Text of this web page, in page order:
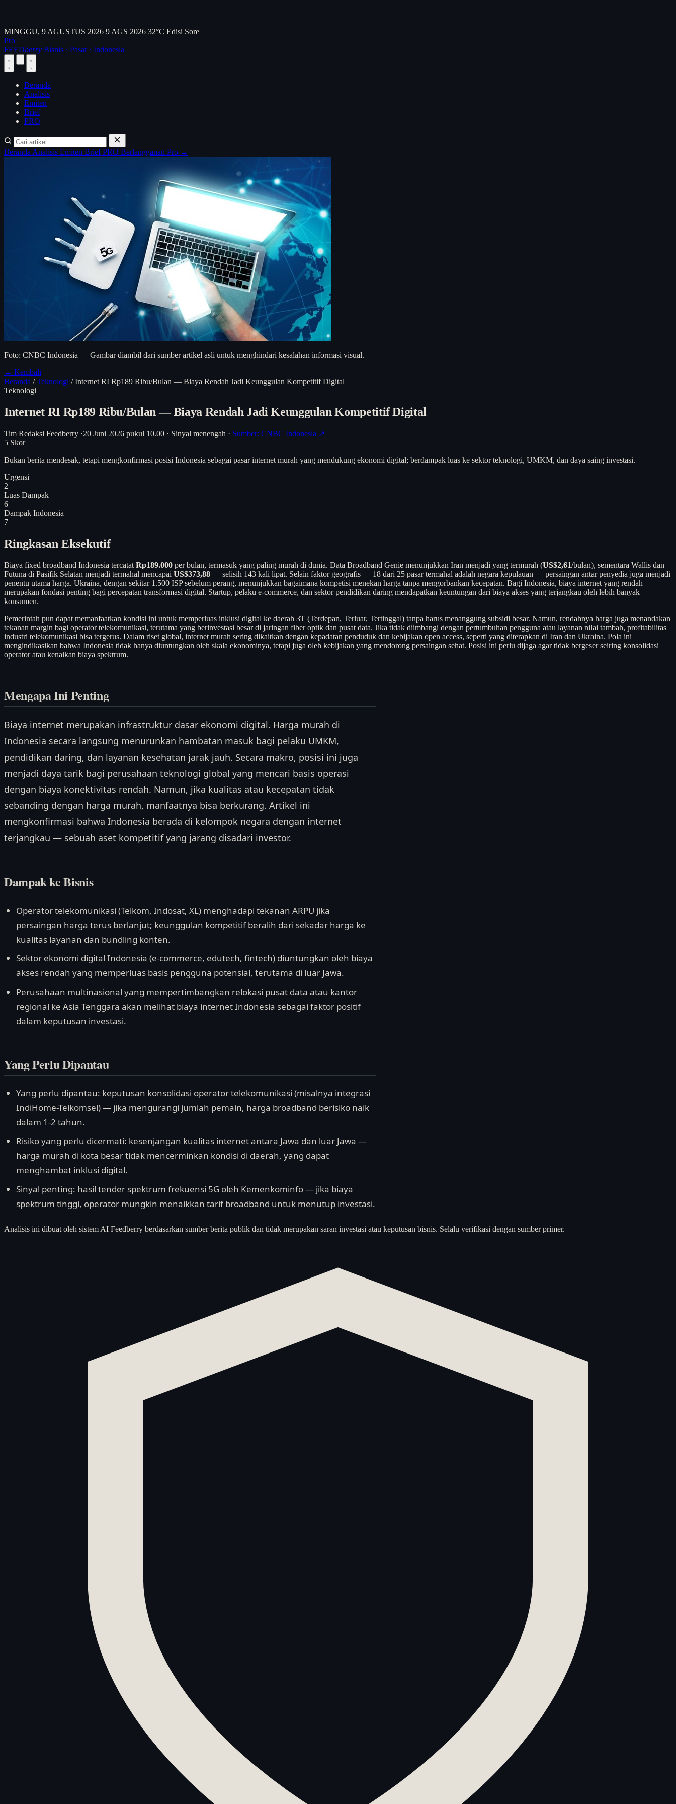
MINGGU, 9 AGUSTUS 2026 9 AGS 2026 32°C Edisi Sore
Pro
FEEDberry Bisnis · Pasar · Indonesia
Beranda
Analisis
Emiten
Brief
PRO
Beranda Analisis Emiten BriefPRO Berlangganan Pro →
Foto: CNBC Indonesia — Gambar diambil dari sumber artikel asli untuk menghindari kesalahan informasi visual.
← Kembali
Beranda / Teknologi / Internet RI Rp189 Ribu/Bulan — Biaya Rendah Jadi Keunggulan Kompetitif Digital
Teknologi
Internet RI Rp189 Ribu/Bulan — Biaya Rendah Jadi Keunggulan Kompetitif Digital
Tim Redaksi Feedberry ·20 Juni 2026 pukul 10.00 · Sinyal menengah · Sumber: CNBC Indonesia ↗
5 Skor
Bukan berita mendesak, tetapi mengkonfirmasi posisi Indonesia sebagai pasar internet murah yang mendukung ekonomi digital; berdampak luas ke sektor teknologi, UMKM, dan daya saing investasi.
Urgensi
2
Luas Dampak
6
Dampak Indonesia
7
Ringkasan Eksekutif
Biaya fixed broadband Indonesia tercatat Rp189.000 per bulan, termasuk yang paling murah di dunia. Data Broadband Genie menunjukkan Iran menjadi yang termurah (US$2,61/bulan), sementara Wallis dan
Futuna di Pasifik Selatan menjadi termahal mencapai US$373,88 — selisih 143 kali lipat. Selain faktor geografis — 18 dari 25 pasar termahal adalah negara kepulauan — persaingan antar penyedia juga menjadi
penentu utama harga. Ukraina, dengan sekitar 1.500 ISP sebelum perang, menunjukkan bagaimana kompetisi menekan harga tanpa mengorbankan kecepatan. Bagi Indonesia, biaya internet yang rendah
merupakan fondasi penting bagi percepatan transformasi digital. Startup, pelaku e-commerce, dan sektor pendidikan daring mendapatkan keuntungan dari biaya akses yang terjangkau oleh lebih banyak
konsumen.
Pemerintah pun dapat memanfaatkan kondisi ini untuk memperluas inklusi digital ke daerah 3T (Terdepan, Terluar, Tertinggal) tanpa harus menanggung subsidi besar. Namun, rendahnya harga juga menandakan
tekanan margin bagi operator telekomunikasi, terutama yang berinvestasi besar di jaringan fiber optik dan pusat data. Jika tidak diimbangi dengan pertumbuhan pengguna atau layanan nilai tambah, profitabilitas
industri telekomunikasi bisa tergerus. Dalam riset global, internet murah sering dikaitkan dengan kepadatan penduduk dan kebijakan open access, seperti yang diterapkan di Iran dan Ukraina. Pola ini
mengindikasikan bahwa Indonesia tidak hanya diuntungkan oleh skala ekonominya, tetapi juga oleh kebijakan yang mendorong persaingan sehat. Posisi ini perlu dijaga agar tidak bergeser seiring konsolidasi
operator atau kenaikan biaya spektrum.
Mengapa Ini Penting
Biaya internet merupakan infrastruktur dasar ekonomi digital. Harga murah di
Indonesia secara langsung menurunkan hambatan masuk bagi pelaku UMKM,
pendidikan daring, dan layanan kesehatan jarak jauh. Secara makro, posisi ini juga
menjadi daya tarik bagi perusahaan teknologi global yang mencari basis operasi
dengan biaya konektivitas rendah. Namun, jika kualitas atau kecepatan tidak
sebanding dengan harga murah, manfaatnya bisa berkurang. Artikel ini
mengkonfirmasi bahwa Indonesia berada di kelompok negara dengan internet
terjangkau — sebuah aset kompetitif yang jarang disadari investor.
Dampak ke Bisnis
Operator telekomunikasi (Telkom, Indosat, XL) menghadapi tekanan ARPU jika
persaingan harga terus berlanjut; keunggulan kompetitif beralih dari sekadar harga ke
kualitas layanan dan bundling konten.
Sektor ekonomi digital Indonesia (e-commerce, edutech, fintech) diuntungkan oleh biaya
akses rendah yang memperluas basis pengguna potensial, terutama di luar Jawa.
Perusahaan multinasional yang mempertimbangkan relokasi pusat data atau kantor
regional ke Asia Tenggara akan melihat biaya internet Indonesia sebagai faktor positif
dalam keputusan investasi.
Yang Perlu Dipantau
Yang perlu dipantau: keputusan konsolidasi operator telekomunikasi (misalnya integrasi
IndiHome-Telkomsel) — jika mengurangi jumlah pemain, harga broadband berisiko naik
dalam 1-2 tahun.
Risiko yang perlu dicermati: kesenjangan kualitas internet antara Jawa dan luar Jawa —
harga murah di kota besar tidak mencerminkan kondisi di daerah, yang dapat
menghambat inklusi digital.
Sinyal penting: hasil tender spektrum frekuensi 5G oleh Kemenkominfo — jika biaya
spektrum tinggi, operator mungkin menaikkan tarif broadband untuk menutup investasi.
Analisis ini dibuat oleh sistem AI Feedberry berdasarkan sumber berita publik dan tidak merupakan saran investasi atau keputusan bisnis. Selalu verifikasi dengan sumber primer.